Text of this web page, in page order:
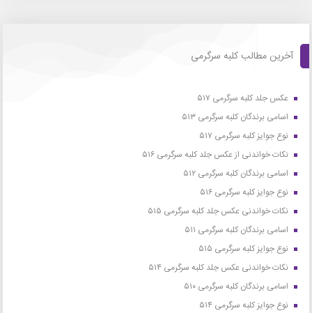
آخرین مطالب کلبه سرگرمی
عکس جلد کلبه سرگرمی ۵۱۷
اسامی برندگان کلبه سرگرمی ۵۱۳
نوع جوایز کلبه سرگرمی ۵۱۷
نکات خواندنی از عکس جلد کلبه سرگرمی ۵۱۶
اسامی برندگان کلبه سرگرمی ۵۱۲
نوع جوایز کلبه سرگرمی ۵۱۶
نکات خواندنی عکس جلد کلبه سرگرمی ۵۱۵
اسامی برندگان کلبه سرگرمی ۵۱۱
نوع جوایز کلبه سرگرمی ۵۱۵
نکات خواندنی عکس جلد کلبه سرگرمی ۵۱۴
اسامی برندگان کلبه سرگرمی ۵۱۰
نوع جوایز کلبه سرگرمی ۵۱۴